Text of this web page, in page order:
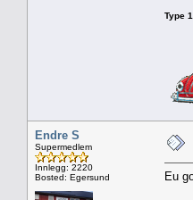
Type
Endre S
Supermedlem
Innlegg: 2220
Bosted: Egersund
Eu